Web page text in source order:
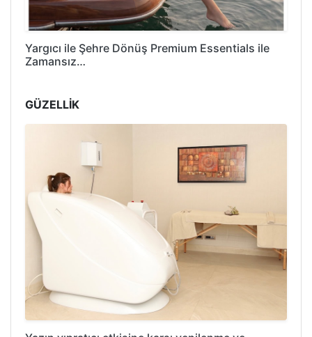
Yargıcı ile Şehre Dönüş Premium Essentials ile
Zamansız…
GÜZELLİK